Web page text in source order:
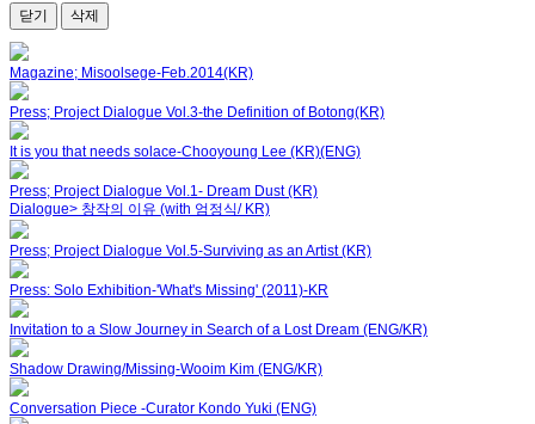
닫기 삭제
Magazine; Misoolsege-Feb.2014(KR)
Press; Project Dialogue Vol.3-the Definition of Botong(KR)
It is you that needs solace-Chooyoung Lee (KR)(ENG)
Press; Project Dialogue Vol.1- Dream Dust (KR)
Dialogue> 창작의 이유 (with 엄정식/ KR)
Press; Project Dialogue Vol.5-Surviving as an Artist (KR)
Press: Solo Exhibition-'What's Missing' (2011)-KR
Invitation to a Slow Journey in Search of a Lost Dream (ENG/KR)
Shadow Drawing/Missing-Wooim Kim (ENG/KR)
Conversation Piece -Curator Kondo Yuki (ENG)